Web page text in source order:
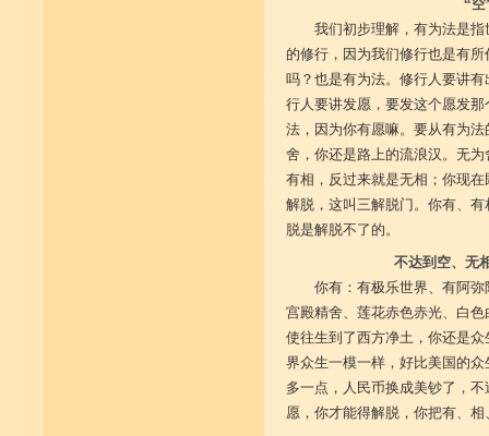
“空
我们初步理解，有为法是
的修行，因为我们修行也是有
吗？也是有为法。修行人要讲
行人要讲发愿，要发这个愿发
法，因为你有愿嘛。要从有为
舍，你还是路上的流浪汉。无
有相，反过来就是无相；你现
解脱，这叫三解脱门。你有、
脱是解脱不了的。
不达到空、无
你有：有极乐世界、有阿
宫殿精舍、莲花赤色赤光、白
使往生到了西方净土，你还是
界众生一模一样，好比美国的
多一点，人民币换成美钞了，
愿，你才能得解脱，你把有、